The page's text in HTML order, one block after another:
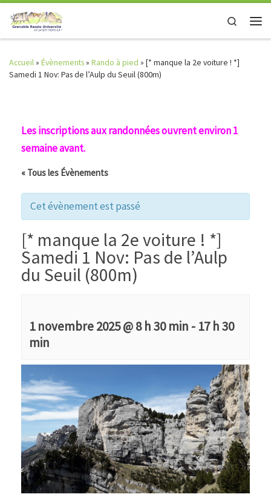
Skip to content
Search
Accueil» Évènements» Rando à pied » [* manque la 2e voiture ! *]
Samedi 1 Nov: Pas de l’Aulp du Seuil (800m)
Les inscriptions aux randonnées ouvrent environ 1
semaine avant.
« Tous les Évènements
Cet évènement est passé
[* manque la 2e voiture ! *]
Samedi 1 Nov: Pas de l’Aulp
du Seuil (800m)
1 novembre 2025 @ 8 h 30 min - 17 h 30
min